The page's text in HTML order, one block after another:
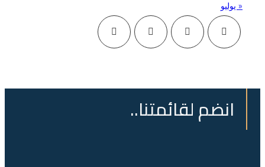
« يوليو
انضم لقائمتنا..